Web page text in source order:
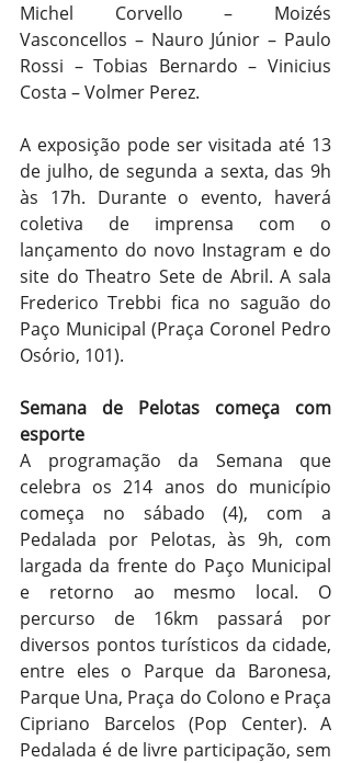
Michel Corvello – Moizés
Vasconcellos – Nauro Júnior – Paulo
Rossi – Tobias Bernardo – Vinicius
Costa – Volmer Perez.
A exposição pode ser visitada até 13
de julho, de segunda a sexta, das 9h
às 17h. Durante o evento, haverá
coletiva de imprensa com o
lançamento do novo Instagram e do
site do Theatro Sete de Abril. A sala
Frederico Trebbi fica no saguão do
Paço Municipal (Praça Coronel Pedro
Osório, 101).
Semana de Pelotas começa com
esporte
A programação da Semana que
celebra os 214 anos do município
começa no sábado (4), com a
Pedalada por Pelotas, às 9h, com
largada da frente do Paço Municipal
e retorno ao mesmo local. O
percurso de 16km passará por
diversos pontos turísticos da cidade,
entre eles o Parque da Baronesa,
Parque Una, Praça do Colono e Praça
Cipriano Barcelos (Pop Center). A
Pedalada é de livre participação, sem